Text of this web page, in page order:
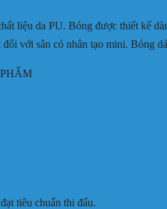
liệu da PU. Bóng được thiết kế
với sân cỏ nhân tạo mini. Bóng
tiêu chuẩn thi đấu.